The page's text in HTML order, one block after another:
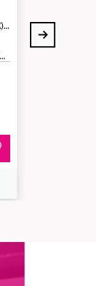
HP 30A (CF230A)/ HP 30X (CF230X)/ HP 32A (CF232A)
Ресурс: